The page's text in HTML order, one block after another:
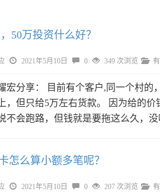
50万投资什么好？
2021年5月10日 0 349 次浏览
宏分享： 目前有个客户,同一个村的
，但只给5万左右货款。 因为给的
不会跑路，但钱就是要拖这么久，
怎么算小额多笔呢？
2021年5月10日 0 207 次浏览